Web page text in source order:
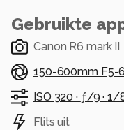
Gebruikte
Canon R6 mark II
150-600mm F5-
ISO 320 · ƒ/9 ·1/
Flits uit